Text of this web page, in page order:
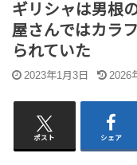
ギリシャは男根
屋さんではカラ
られていた
2023年1月3日 2026
ポスト シェア